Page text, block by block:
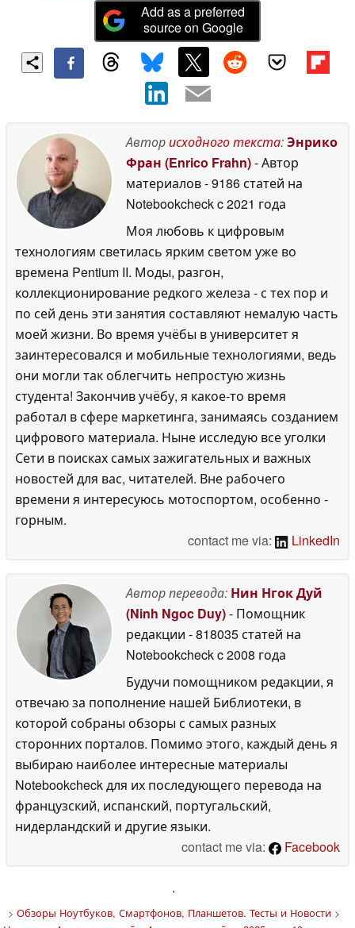
Add as a preferred
source on Google
Авторисходного текста:Энрико
Фран (Enrico Frahn)- Автор
материалов- 9186 статей на
Notebookcheckc 2021 года
Моя любовь к цифровым
технологиям светилась ярким светом уже во
времена Pentium II. Моды, разгон,
коллекционирование редкого железа - с тех пор и
по сей день эти занятия составляют немалую часть
моей жизни. Во время учёбы в университет я
заинтересовался и мобильные технологиями, ведь
они могли так облегчить непростую жизнь
студента! Закончив учёбу, я какое-то время
работал в сфере маркетинга, занимаясь созданием
цифрового материала. Ныне исследую все уголки
Сети в поисках самых зажигательных и важных
новостей для вас, читателей. Вне рабочего
времени я интересуюсь мотоспортом, особенно -
горным.
contact me via:
LinkedIn
Автор перевода: Нин Нгок Дуй
(Ninh Ngoc Duy)- Помощник
редакции - 818035 статей на
Notebookcheckc 2008 года
Будучи помощником редакции, я
отвечаю за пополнение нашей Библиотеки, в
которой собраны обзоры с самых разных
сторонних порталов. Помимо этого, каждый день я
выбираю наиболее интересные материалы
Notebookcheck для их последующего перевода на
французский, испанский, португальский,
нидерландский и другие языки.
contact me via:
Facebook
'
> Обзоры Ноутбуков, Смартфонов, Планшетов. Тесты и Новости>